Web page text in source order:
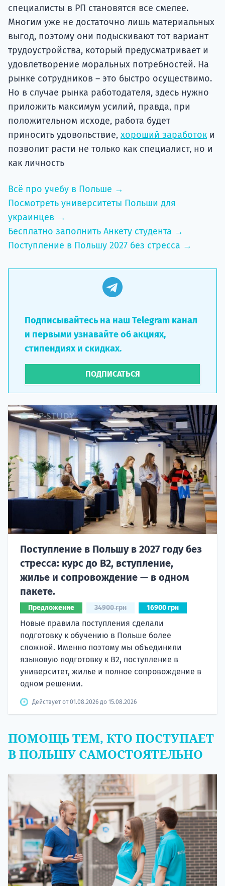
специалисты в РП становятся все смелее.
Многим уже не достаточно лишь материальных
выгод, поэтому они подыскивают тот вариант
трудоустройства, который предусматривает и
удовлетворение моральных потребностей. На
рынке сотрудников – это быстро осуществимо.
Но в случае рынка работодателя, здесь нужно
приложить максимум усилий, правда, при
положительном исходе, работа будет
приносить удовольствие, хороший заработок и
позволит расти не только как специалист, но и
как личность
Всё про учебу в Польше →
Посмотреть университеты Польши для
украинцев →
Бесплатно заполнить Анкету студента →
Поступление в Польшу 2027 без стресса →
Подписывайтесь на наш Telegram канал
и первыми узнавайте об акциях,
стипендиях и скидках.
ПОДПИСАТЬСЯ
Поступление в Польшу в 2027 году без
стресса: курс до B2, вступление,
жилье и сопровождение — в одном
пакете.
Предложение 34900 грн 16900 грн
Новые правила поступления сделали
подготовку к обучению в Польше более
сложной. Именно поэтому мы объединили
языковую подготовку к В2, поступление в
университет, жилье и полное сопровождение в
одном решении.
Действует от 01.08.2026 до 15.08.2026
ПОМОЩЬ ТЕМ, КТО ПОСТУПАЕТ
В ПОЛЬШУ САМОСТОЯТЕЛЬНО